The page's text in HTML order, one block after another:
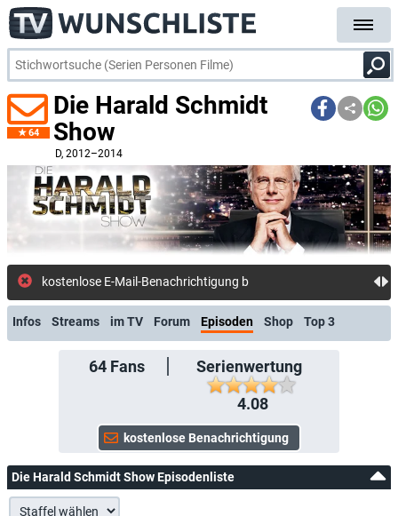
64
Die Harald Schmidt
Show
D, 2012–2014
kostenlose E-Mail-Benachrichtigung bei Streaming- ode
Infos Streams im TV Forum Episoden Shop Top 3
64Fans
Serienwertung
4.08
Die Harald Schmidt Show Episodenliste